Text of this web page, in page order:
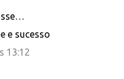
e sucesso
13:12